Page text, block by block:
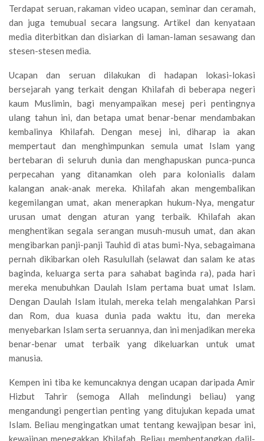
Terdapat seruan, rakaman video ucapan, seminar dan ceramah,
dan juga temubual secara langsung. Artikel dan kenyataan
media diterbitkan dan disiarkan di laman-laman sesawang dan
stesen-stesen media.
Ucapan dan seruan dilakukan di hadapan lokasi-lokasi
bersejarah yang terkait dengan Khilafah di beberapa negeri
kaum Muslimin, bagi menyampaikan mesej peri pentingnya
ulang tahun ini, dan betapa umat benar-benar mendambakan
kembalinya Khilafah. Dengan mesej ini, diharap ia akan
mempertaut dan menghimpunkan semula umat Islam yang
bertebaran di seluruh dunia dan menghapuskan punca-punca
perpecahan yang ditanamkan oleh para kolonialis dalam
kalangan anak-anak mereka. Khilafah akan mengembalikan
kegemilangan umat, akan menerapkan hukum-Nya, mengatur
urusan umat dengan aturan yang terbaik. Khilafah akan
menghentikan segala serangan musuh-musuh umat, dan akan
mengibarkan panji-panji Tauhid di atas bumi-Nya, sebagaimana
pernah dikibarkan oleh Rasulullah (selawat dan salam ke atas
baginda, keluarga serta para sahabat baginda ra), pada hari
mereka menubuhkan Daulah Islam pertama buat umat Islam.
Dengan Daulah Islam itulah, mereka telah mengalahkan Parsi
dan Rom, dua kuasa dunia pada waktu itu, dan mereka
menyebarkan Islam serta seruannya, dan ini menjadikan mereka
benar-benar umat terbaik yang dikeluarkan untuk umat
manusia.
Kempen ini tiba ke kemuncaknya dengan ucapan daripada Amir
Hizbut Tahrir (semoga Allah melindungi beliau) yang
mengandungi pengertian penting yang ditujukan kepada umat
Islam. Beliau mengingatkan umat tentang kewajipan besar ini,
kewajipan menegakkan Khilafah. Beliau membentangkan dalil-